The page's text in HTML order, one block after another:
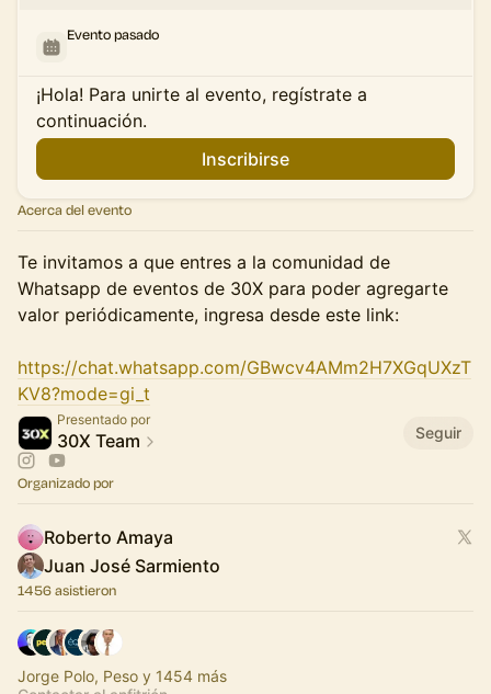
Evento pasado
¡Hola! Para unirte al evento, regístrate a
continuación.
Inscribirse
Acerca del evento
Te invitamos a que entres a la comunidad de
Whatsapp de eventos de 30X para poder agregarte
valor periódicamente, ingresa desde este link:
https://chat.whatsapp.com/GBwcv4AMm2H7XGqUXzT
KV8?mode=gi_t
Presentado por
30X Team Seguir
Organizado por
Roberto Amaya
Juan José Sarmiento
1456 asistieron
Jorge Polo, Peso y 1454 más